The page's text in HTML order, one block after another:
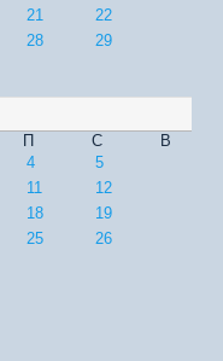
21
22
28
29
П С
В
4
5
11
12
18
19
25
26